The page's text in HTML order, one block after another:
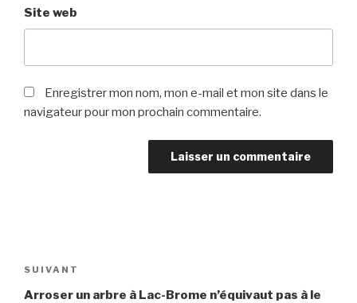
Site web
Enregistrer mon nom, mon e-mail et mon site dans le
navigateur pour mon prochain commentaire.
de
l’article
Article
suivant
SUIVANT
Arroser un arbre à Lac-Brome n’équivaut pas à le